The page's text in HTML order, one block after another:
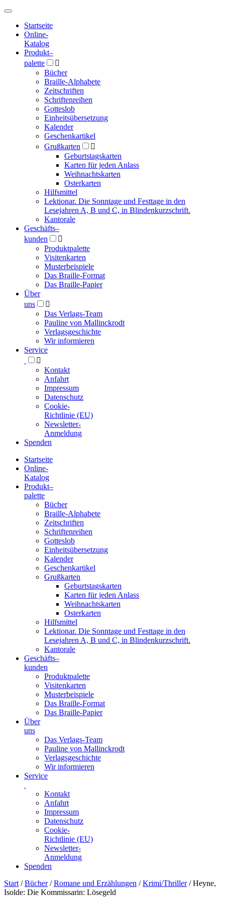
Hauptmenü
Hauptmenü
Startseite
Online-
Katalog
Produkt–
palette

Bücher
Braille-Alphabete
Zeitschriften
Schriftenreihen
Gotteslob
Einheitsübersetzung
Kalender
Geschenkartikel
Grußkarten

Geburtstagskarten
Karten für jeden Anlass
Weihnachtskarten
Osterkarten
Hilfsmittel
Lektionar. Die Sonntage und Festtage in den
Lesejahren A, B und C, in Blindenkurzschrift.
Kantorale
Geschäfts­–
kunden

Produktpalette
Visitenkarten
Musterbeispiele
Das Braille-Format
Das Braille-Papier
Über
uns

Das Verlags-Team
Pauline von Mallinckrodt
Verlagsgeschichte
Wir informieren
Service

Kontakt
Anfahrt
Impressum
Datenschutz
Cookie-
Richtlinie (EU)
Newsletter-
Anmeldung
Spenden
Blindenschrift-
Verlag
Druckerei
gGmbH
Startseite
Online-
Katalog
Produkt–
palette
Bücher
Braille-Alphabete
Zeitschriften
Schriftenreihen
Gotteslob
Einheitsübersetzung
Kalender
Geschenkartikel
Grußkarten
Geburtstagskarten
Karten für jeden Anlass
Weihnachtskarten
Osterkarten
Hilfsmittel
Lektionar. Die Sonntage und Festtage in den
Lesejahren A, B und C, in Blindenkurzschrift.
Kantorale
Geschäfts­–
kunden
Produktpalette
Visitenkarten
Musterbeispiele
Das Braille-Format
Das Braille-Papier
Über
uns
Das Verlags-Team
Pauline von Mallinckrodt
Verlagsgeschichte
Wir informieren
Service
Kontakt
Anfahrt
Impressum
Datenschutz
Cookie-
Richtlinie (EU)
Newsletter-
Anmeldung
Spenden
Skip
to
Start /Bücher/Romane und Erzählungen /Krimi/Thriller/ Heyne,
Isolde: Die Kommissarin: Lösegeld